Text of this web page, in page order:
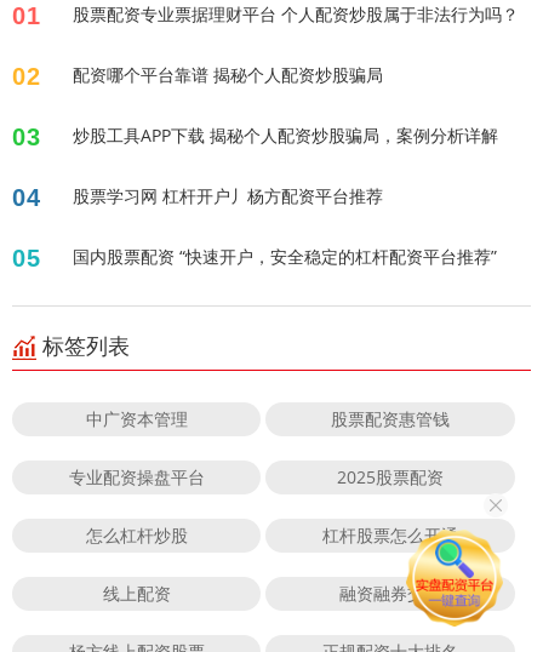
01 股票配资专业票据理财平台 个人配资炒股属于非法行为吗？
02 配资哪个平台靠谱 揭秘个人配资炒股骗局
03 炒股工具APP下载 揭秘个人配资炒股骗局，案例分析详解
04 股票学习网 杠杆开户丿杨方配资平台推荐
05 国内股票配资 “快速开户，安全稳定的杠杆配资平台推荐”
标签列表
中广资本管理 股票配资惠管钱
专业配资操盘平台 2025股票配资
怎么杠杆炒股 杠杆股票怎么开通
线上配资 融资融券交易